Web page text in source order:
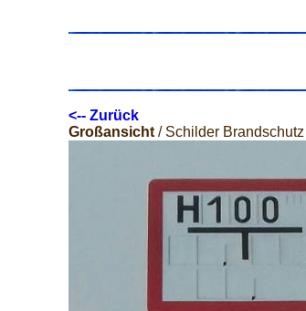
<-- Zurück
Großansicht/ Schilder Brandschutz